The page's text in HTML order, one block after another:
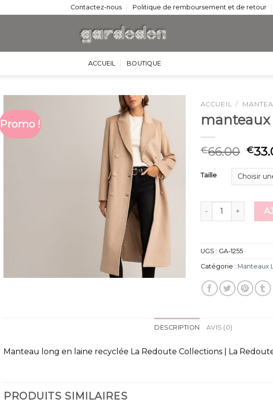
Contactez-nous Politique de remboursement et de retour
ACCUEIL BOUTIQUE
Promo !
ACCUEIL /
€66.00 €
Taille
quantité de
UGS : GA-1255
Catégorie : Manteaux
DESCRIPTION AVIS (0)
Manteau long en laine recyclée La Redoute Collections | La
PRODUITS SIMILAIRES